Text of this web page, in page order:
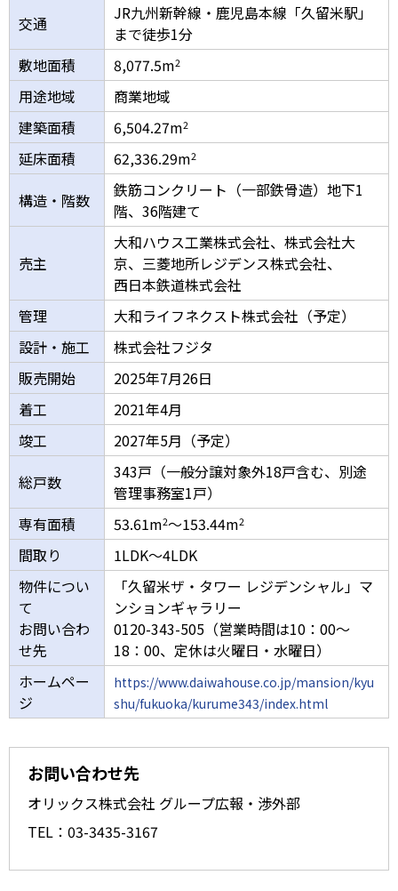
交通
JR九州新幹線・鹿児島本線「久留米駅」
まで徒歩1分
敷地面積
8,077.5m2
用途地域
商業地域
建築面積
6,504.27m2
延床面積 62,336.29m2
構造・階数
鉄筋コンクリート（一部鉄骨造）地下1
階、36階建て
売主
大和ハウス工業株式会社、株式会社大
京、三菱地所レジデンス株式会社、
西日本鉄道株式会社
管理
大和ライフネクスト株式会社（予定）
設計・施工
株式会社フジタ
販売開始
2025年7月26日
着工
2021年4月
竣工
2027年5月（予定）
総戸数
343戸（一般分譲対象外18戸含む、別途
管理事務室1戸）
専有面積
53.61m2～153.44m2
間取り
1LDK～4LDK
物件につい
て
お問い合わ
せ先
「久留米ザ・タワー レジデンシャル」マ
ンションギャラリー
0120-343-505（営業時間は10：00～
18：00、定休は火曜日・水曜日）
ホームペー
ジ
https://www.daiwahouse.co.jp/mansion/kyu
shu/fukuoka/kurume343/index.html
お問い合わせ先
オリックス株式会社 グループ広報・渉外部
TEL：03-3435-3167